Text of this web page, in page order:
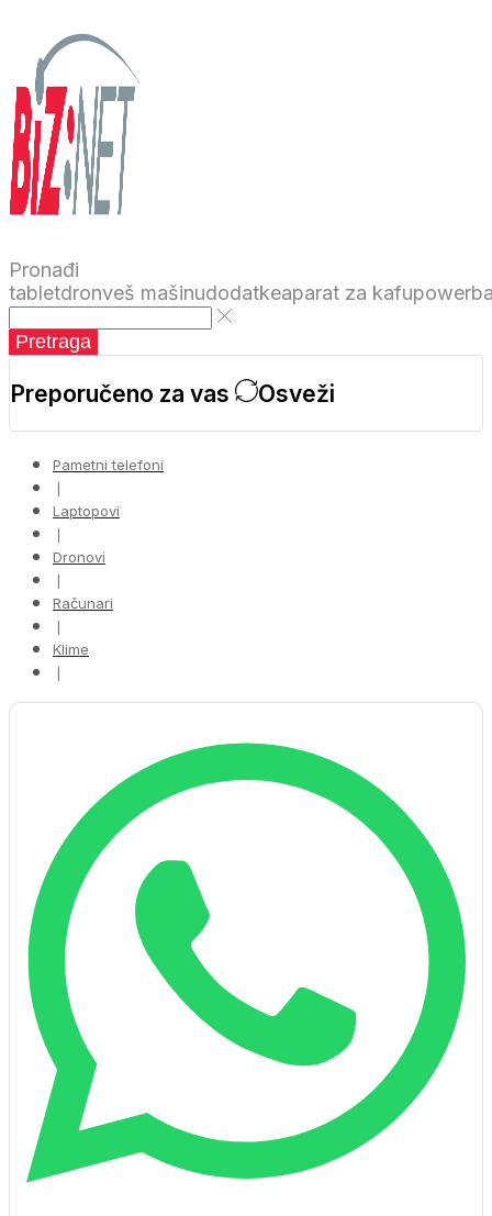
Pronađi
tabletdronveš mašinudodatkeaparat za kafu
Pretraga
Preporučeno za vas Osveži
Pametni telefoni
❘
Laptopovi
❘
Dronovi
❘
Računari
❘
Klime
❘